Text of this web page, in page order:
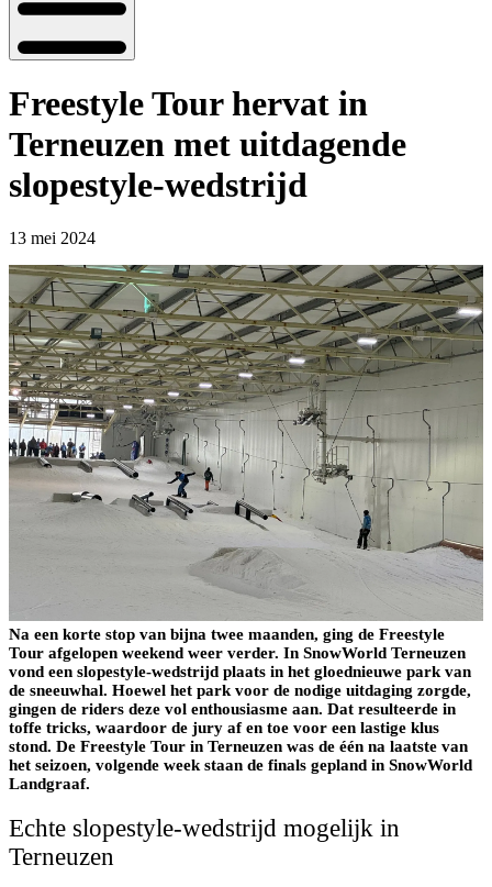
Freestyle Tour hervat in
Terneuzen met uitdagende
slopestyle-wedstrijd
13 mei 2024
Na een korte stop van bijna twee maanden, ging de Freestyle
Tour afgelopen weekend weer verder. In SnowWorld Terneuzen
vond een slopestyle-wedstrijd plaats in het gloednieuwe park van
de sneeuwhal. Hoewel het park voor de nodige uitdaging zorgde,
gingen de riders deze vol enthousiasme aan. Dat resulteerde in
toffe tricks, waardoor de jury af en toe voor een lastige klus
stond. De Freestyle Tour in Terneuzen was de één na laatste van
het seizoen, volgende week staan de finals gepland in SnowWorld
Landgraaf.
Echte slopestyle-wedstrijd mogelijk in
Terneuzen